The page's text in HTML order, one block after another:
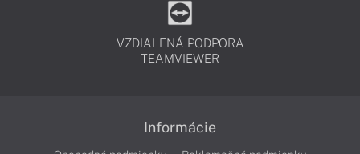
VZDIALENÁ PODPORA
TEAMVIEWER
Informácie